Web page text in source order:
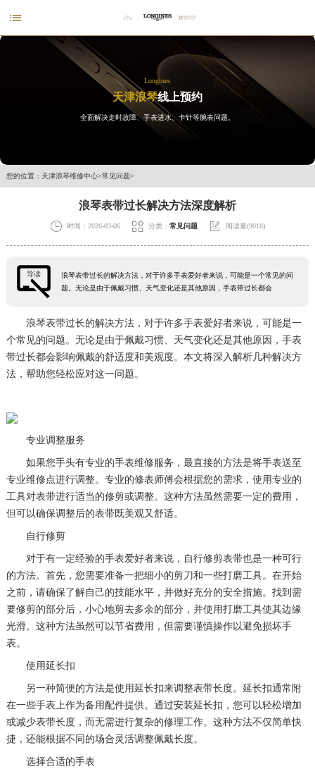

Longines
天津浪琴线上预约
全面解决走时故障、手表进水、卡针等腕表问题。
您的位置： 天津浪琴维修中心>常见问题>
浪琴表带过长解决方法深度解析
 时间：2026-03-06  分类： 常见问题  阅读量(9018)
导读
浪琴表带过长的解决方法，对于许多手表爱好者来说，可能是一个常见的问
题。无论是由于佩戴习惯、天气变化还是其他原因，手表带过长都会
浪琴表带过长的解决方法，对于许多手表爱好者来说，可能是一
个常见的问题。无论是由于佩戴习惯、天气变化还是其他原因，手表
带过长都会影响佩戴的舒适度和美观度。本文将深入解析几种解决方
法，帮助您轻松应对这一问题。
专业调整服务
如果您手头有专业的手表维修服务，最直接的方法是将手表送至
专业维修点进行调整。专业的修表师傅会根据您的需求，使用专业的
工具对表带进行适当的修剪或调整。这种方法虽然需要一定的费用，
但可以确保调整后的表带既美观又舒适。
自行修剪
对于有一定经验的手表爱好者来说，自行修剪表带也是一种可行
的方法。首先，您需要准备一把细小的剪刀和一些打磨工具。在开始
之前，请确保了解自己的技能水平，并做好充分的安全措施。找到需
要修剪的部分后，小心地剪去多余的部分，并使用打磨工具使其边缘
光滑。这种方法虽然可以节省费用，但需要谨慎操作以避免损坏手
表。
使用延长扣
另一种简便的方法是使用延长扣来调整表带长度。延长扣通常附
在一些手表上作为备用配件提供。通过安装延长扣，您可以轻松增加
或减少表带长度，而无需进行复杂的修理工作。这种方法不仅简单快
捷，还能根据不同的场合灵活调整佩戴长度。
选择合适的手表